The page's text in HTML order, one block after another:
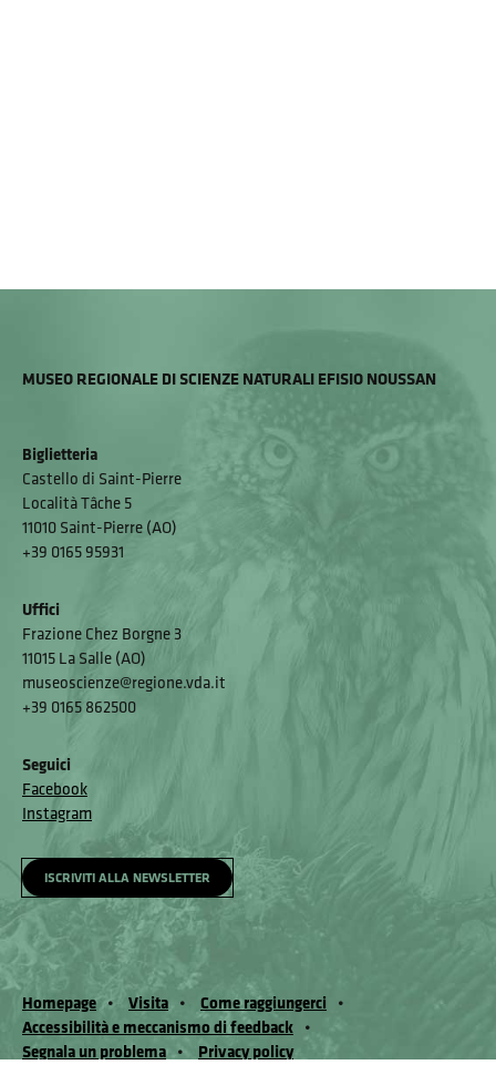
MUSEO REGIONALE DI SCIENZE NATURALI EFISIO NOUSSAN
Biglietteria
Castello di Saint-Pierre
Località Tâche 5
11010 Saint-Pierre (AO)
+39 0165 95931
Uffici
Frazione Chez Borgne 3
11015 La Salle (AO)
museoscienze@regione.vda.it
+39 0165 862500
Seguici
Facebook
Instagram
ISCRIVITI ALLA NEWSLETTER
Homepage Visita
Come raggiungerci
Accessibilità e meccanismo di feedback
Segnala un problema
Privacy policy